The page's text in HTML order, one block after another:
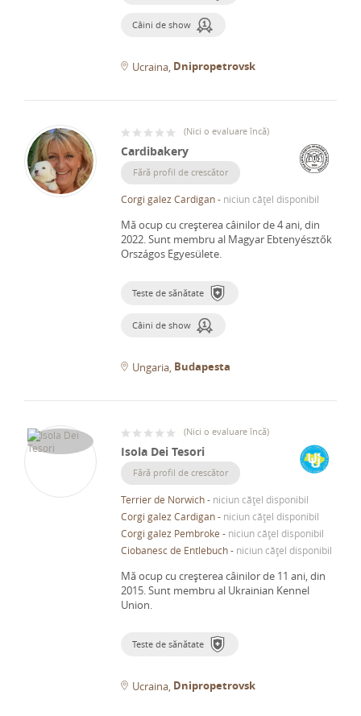
Câini de show
Ucraina Dnipropetrovsk
(Nici o evaluare încă)
Cardibakery
Fără profil de crescător
Corgi galez Cardigan- niciun cățel disponibil
Mă ocup cu creșterea câinilor de 4 ani, din
2022.Sunt membru al Magyar Ebtenyésztők
Országos Egyesülete.
Teste de sănătate
Câini de show
Ungaria Budapesta
(Nici o evaluare încă)
Isola Dei Tesori
Fără profil de crescător
Terrier de Norwich- niciun cățel disponibil
Corgi galez Cardigan- niciun cățel disponibil
Corgi galez Pembroke - niciun cățel disponibil
Ciobanesc de Entlebuch- niciun cățel disponibil
Mă ocup cu creșterea câinilor de 11 ani, din
2015.Sunt membru al Ukrainian Kennel
Union.
Teste de sănătate
Ucraina Dnipropetrovsk